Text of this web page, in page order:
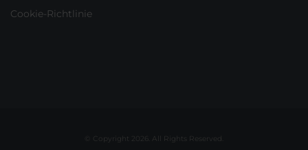
Cookie-Richtlinie
© Copyright 2026. All Rights Reserved.